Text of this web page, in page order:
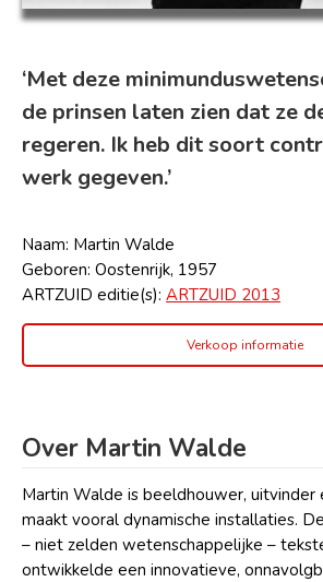
‘Met deze
de prinsen laten zien dat ze
regeren. Ik heb dit soort
werk gegeven.’
Naam: Martin Walde
Geboren: Oostenrijk, 1957
ARTZUID editie(s): ARTZUID 2013
Verkoop informatie
Over Martin Walde
Martin Walde is beeldhouwer, uitvinder
maakt vooral dynamische installaties.
– niet zelden wetenschappelijke –
ontwikkelde een innovatieve,